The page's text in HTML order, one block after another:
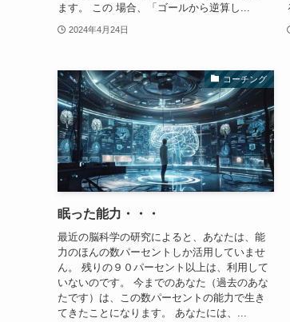
ます。 この 場合、「ゴールから逆算し...
2024年4月24日
コーチング
眠った能力・・・
最近の脳科学の研究によると、あなたは、能
力のほんの数パーセントしか活用していませ
ん。 残りの９０パーセント以上は、利用して
いないのです。 今までのあなた（過去のあな
たです）は、この数パーセントの能力で生き
てきたことになります。 あなたには、...